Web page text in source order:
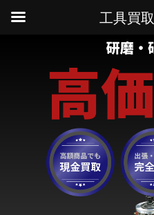
HOME 研磨・研削工具買取工具買